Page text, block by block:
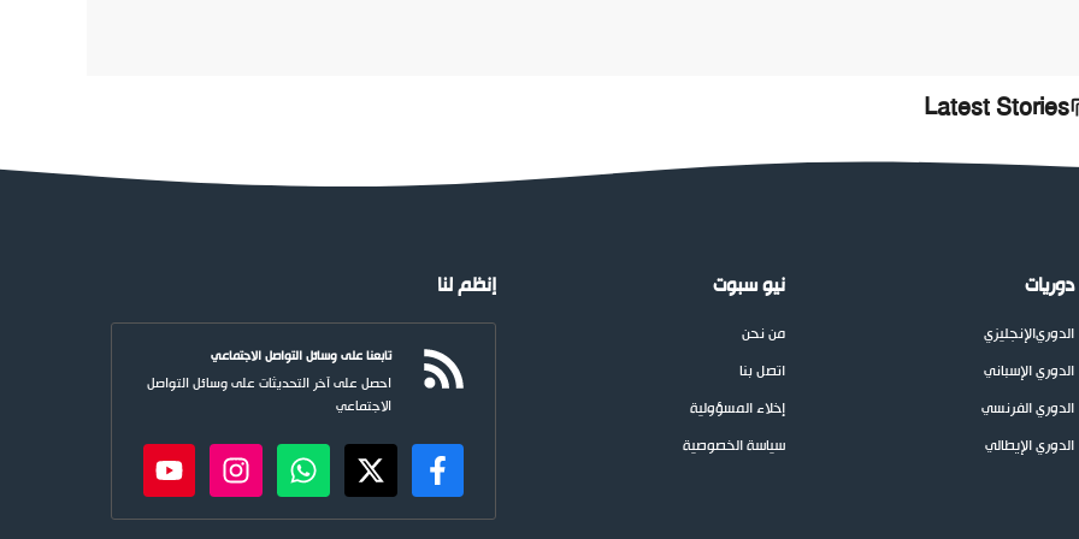
Latest Stories
دوريات
الدوريالإنجليزي
الدوري الإسباني
الدوري الفرنسي
الدوري الإيطالي
نيو سبوت
من نحن
اتصل بنا
إخلاء المسؤولية
سياسة الخصوصية
إنظم لنا
تابعنا على وسائل التواصل الاجتماعي
احصل على آخر التحديثات على وسائل التواصل
الاجتماعي